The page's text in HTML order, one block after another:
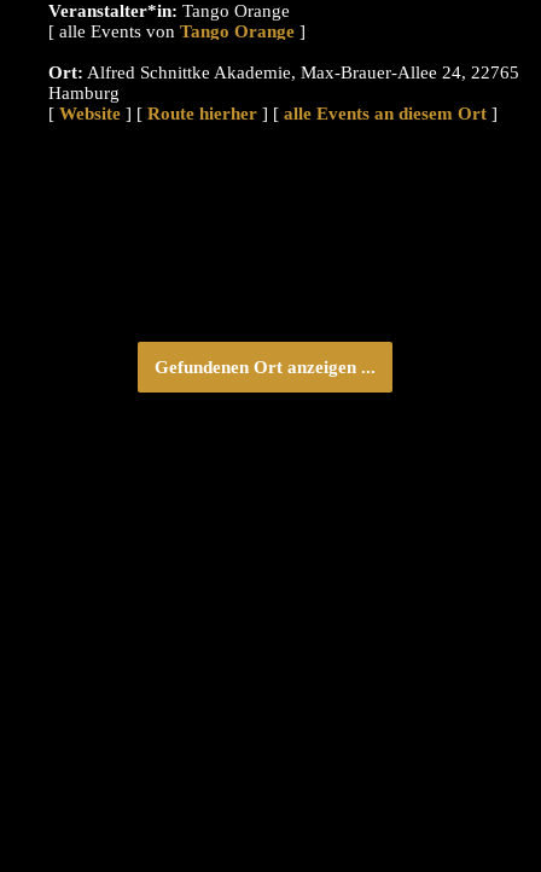
Veranstalter*in: Tango Orange
[ alle Events von
]
Ort: Alfred Schnittke Akademie, Max-Brauer-Allee 24, 22765
Hamburg
[ Website ] [ Route hierher ] [ alle Events an diesem Ort ]